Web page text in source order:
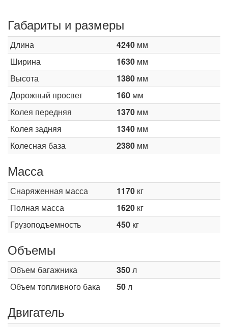
Габариты и размеры
Длина 4240 мм
Ширина
1630 мм
Высота
1380 мм
Дорожный просвет
160 мм
Колея передняя
1370 мм
Колея задняя
1340 мм
Колесная база
2380 мм
Масса
Снаряженная масса 1170 кг
Полная масса
1620 кг
Грузоподъемность
450 кг
Объемы
Объем багажника 350л
Объем топливного бака
50л
Двигатель